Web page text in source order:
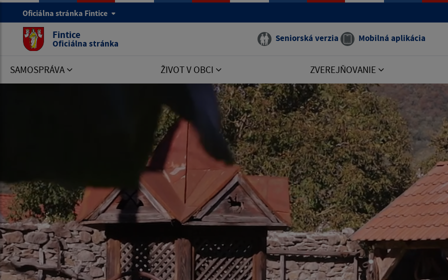
Oficiálna stránka Fintice
Fintice
Oficiálna stránka Seniorská verzia Mobilná aplikácia
SAMOSPRÁVA ŽIVOT V OBCI ZVEREJŇOVANIE